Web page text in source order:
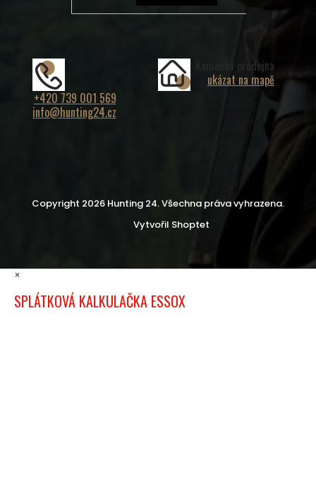
+420 739 001 569
info@hunting24.cz
Kamenná prodejna
ukázat na mapě
Vytvořil Shoptet
Copyright 2026 Hunting 24. Všechna práva vyhrazena.
×
SPLÁTKOVÁ KALKULAČKA ESSOX